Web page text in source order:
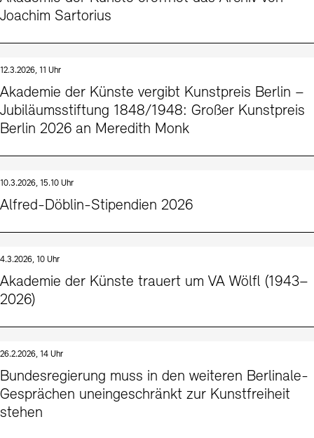
Joachim Sartorius
12.3.2026, 11 Uhr
Akademie der Künste vergibt Kunstpreis Berlin –
Jubiläumsstiftung 1848/1948: Großer Kunstpreis
Berlin 2026 an Meredith Monk
10.3.2026, 15.10 Uhr
Alfred-Döblin-Stipendien 2026
4.3.2026, 10 Uhr
Akademie der Künste trauert um VA Wölfl (1943–
2026)
26.2.2026, 14 Uhr
Bundesregierung muss in den weiteren Berlinale-
Gesprächen uneingeschränkt zur Kunstfreiheit
stehen